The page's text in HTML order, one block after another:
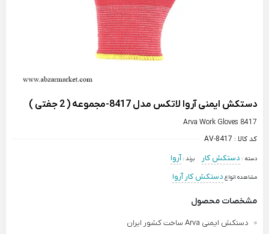
دستکش ایمنی آروا لاتکس مدل 8417-مجموعه ( 2 جفتی )
Arva Work Gloves 8417
کد کالا : AV-8417
دسته : دستکش کار برند : آروا
مشاهده انواع دستکش کار آروا
مشخصات محصول
دستکش ایمنی Arva ساخت کشور ایران